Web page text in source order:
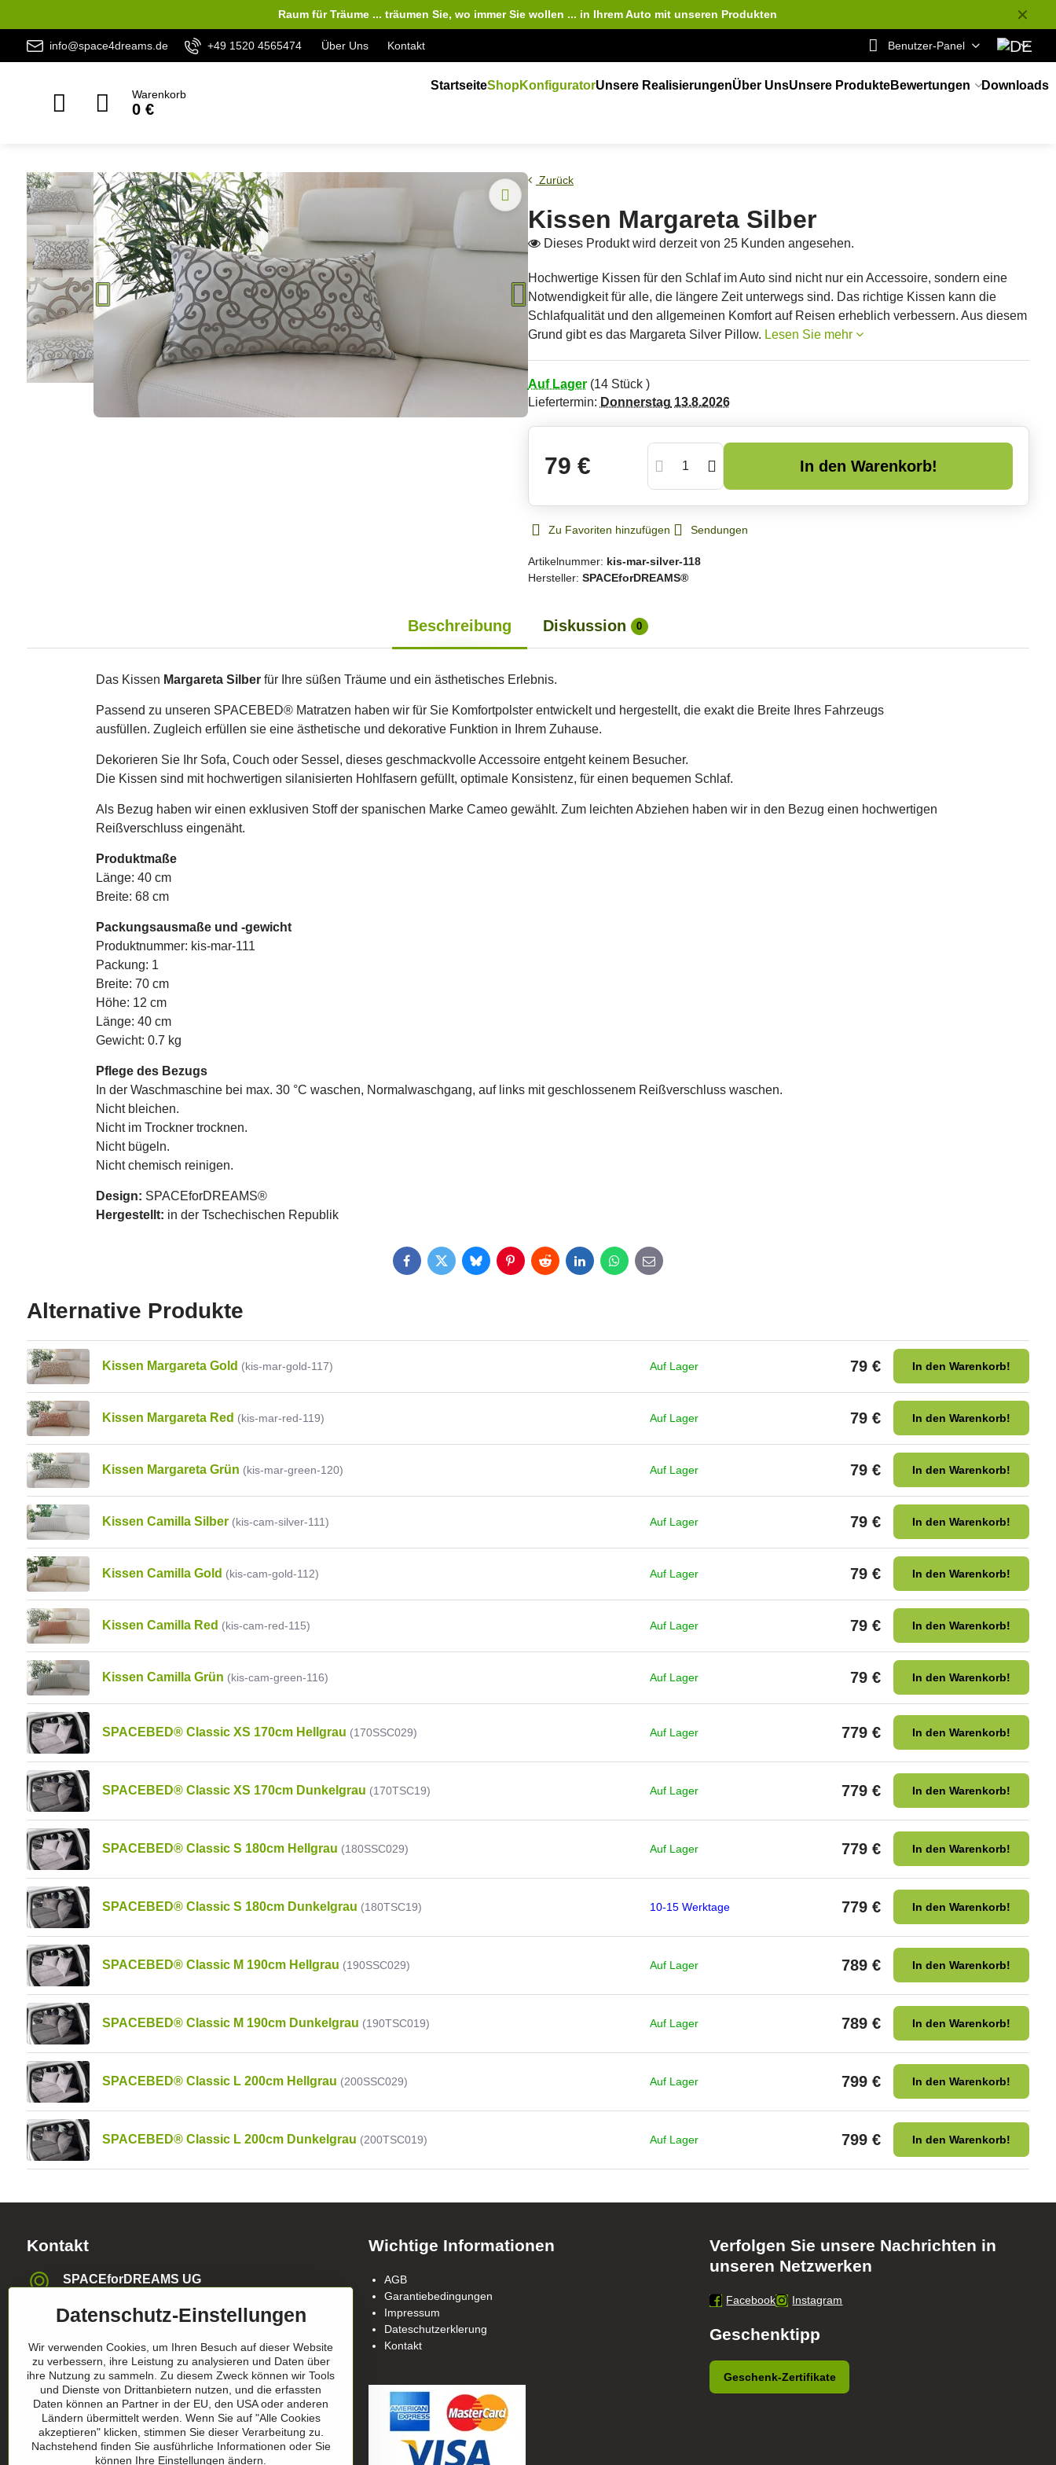
✕
Raum für Träume ... träumen Sie, wo immer Sie wollen ... in Ihrem Auto mit unseren Produkten
info@space4dreams.de +49 1520 4565474 Über Uns Kontakt Benutzer-Panel
Warenkorb
0 €
StartseiteShopKonfiguratorUnsere RealisierungenÜber UnsUnsere ProdukteBewertungen Downloads
Zurück
Kissen Margareta Silber
Dieses Produkt wird derzeit von 25 Kunden angesehen.
Hochwertige Kissen für den Schlaf im Auto sind nicht nur ein Accessoire, sondern eine
Notwendigkeit für alle, die längere Zeit unterwegs sind. Das richtige Kissen kann die
Schlafqualität und den allgemeinen Komfort auf Reisen erheblich verbessern. Aus diesem
Grund gibt es das Margareta Silver Pillow. Lesen Sie mehr
Auf Lager (14Stück )
Liefertermin: Donnerstag 13.8.2026
79 € In den Warenkorb!
Zu Favoriten hinzufügen Sendungen
Artikelnummer: kis-mar-silver-118
Hersteller: SPACEforDREAMS®
Beschreibung Diskussion 0
Das Kissen Margareta Silberfür Ihre süßen Träume und ein ästhetisches Erlebnis.
Passend zu unseren SPACEBED® Matratzen haben wir für Sie Komfortpolster entwickelt und hergestellt, die exakt die Breite Ihres Fahrzeugs
ausfüllen. Zugleich erfüllen sie eine ästhetische und dekorative Funktion in Ihrem Zuhause.
Dekorieren Sie Ihr Sofa, Couch oder Sessel, dieses geschmackvolle Accessoire entgeht keinem Besucher.
Die Kissen sind mit hochwertigen silanisierten Hohlfasern gefüllt, optimale Konsistenz, für einen bequemen Schlaf.
Als Bezug haben wir einen exklusiven Stoff der spanischen Marke Cameo gewählt. Zum leichten Abziehen haben wir in den Bezug einen hochwertigen
Reißverschluss eingenäht.
Produktmaße
Länge: 40 cm
Breite: 68 cm
Packungsausmaße und -gewicht
Produktnummer: kis-mar-111
Packung: 1
Breite: 70 cm
Höhe: 12 cm
Länge: 40 cm
Gewicht: 0.7 kg
Pflege des Bezugs
In der Waschmaschine bei max. 30 °C waschen, Normalwaschgang, auf links mit geschlossenem Reißverschluss waschen.
Nicht bleichen.
Nicht im Trockner trocknen.
Nicht bügeln.
Nicht chemisch reinigen.
Design: SPACEforDREAMS®
Hergestellt: in der Tschechischen Republik
FacebookTwitterBlueskyPinterestRedditLinkedInWhatsApp
E-
mail
Alternative Produkte
Kissen Margareta Gold (kis-mar-gold-117) Auf Lager 79 € In den Warenkorb!
Kissen Margareta Red (kis-mar-red-119) Auf Lager 79 € In den Warenkorb!
Kissen Margareta Grün (kis-mar-green-120) Auf Lager 79 € In den Warenkorb!
Kissen Camilla Silber (kis-cam-silver-111) Auf Lager 79 € In den Warenkorb!
Kissen Camilla Gold (kis-cam-gold-112) Auf Lager 79 € In den Warenkorb!
Kissen Camilla Red (kis-cam-red-115) Auf Lager 79 € In den Warenkorb!
Kissen Camilla Grün (kis-cam-green-116) Auf Lager 79 € In den Warenkorb!
SPACEBED® Classic XS 170cm Hellgrau (170SSC029) Auf Lager 779 € In den Warenkorb!
SPACEBED® Classic XS 170cm Dunkelgrau (170TSC19) Auf Lager 779 € In den Warenkorb!
SPACEBED® Classic S 180cm Hellgrau (180SSC029) Auf Lager 779 € In den Warenkorb!
SPACEBED® Classic S 180cm Dunkelgrau (180TSC19) 10-15 Werktage 779 € In den Warenkorb!
SPACEBED® Classic M 190cm Hellgrau (190SSC029) Auf Lager 789 € In den Warenkorb!
SPACEBED® Classic M 190cm Dunkelgrau (190TSC019) Auf Lager 789 € In den Warenkorb!
SPACEBED® Classic L 200cm Hellgrau (200SSC029) Auf Lager 799 € In den Warenkorb!
SPACEBED® Classic L 200cm Dunkelgrau (200TSC019) Auf Lager 799 € In den Warenkorb!
Kontakt
SPACEforDREAMS UG
+49 1520 4565474
Register-Nummer HRB36986
Wichtige Informationen
AGB
Garantiebedingungen
Impressum
Dateschutzerklerung
Kontakt
Verfolgen Sie unsere Nachrichten in
unseren Netzwerken
Facebook Instagram
Geschenktipp
Geschenk-Zertifikate
Datenschutz-Einstellungen
Wir verwenden Cookies, um Ihren Besuch auf dieser Website
zu verbessern, ihre Leistung zu analysieren und Daten über
ihre Nutzung zu sammeln. Zu diesem Zweck können wir Tools
und Dienste von Drittanbietern nutzen, und die erfassten
Daten können an Partner in der EU, den USA oder anderen
Ländern übermittelt werden. Wenn Sie auf "Alle Cookies
akzeptieren" klicken, stimmen Sie dieser Verarbeitung zu.
Nachstehend finden Sie ausführliche Informationen oder Sie
können Ihre Einstellungen ändern.